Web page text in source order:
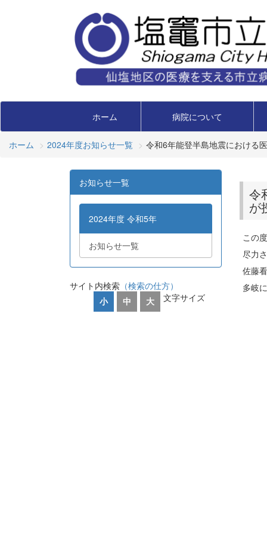
ホーム 病院について
ホーム 2024年度お知らせ一覧 令和6年能登半島地震における
令
が
この
尽力
佐藤
多岐
お知らせ一覧
2024年度 令和5年
お知らせ一覧
サイト内検索 （検索の仕方）
小 中 大 文字サイズ